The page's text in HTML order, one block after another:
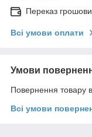
Переказ
Всі умови оплати
Умови
Повернення товару
Всі умови